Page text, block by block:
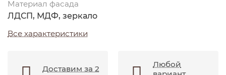
Материал фасада
ЛДСП, МДФ, зеркало
Все характеристики
Доставим за 2
Любой